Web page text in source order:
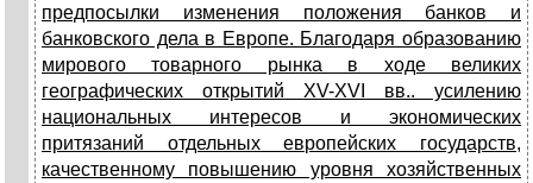
предпосылки изме­нения положения банков и
банковского дела в Европе. Благодаря об­разованию
мирового товарного рынка в ходе великих
географических открытий XV-XVI
вв.. усилению
национальных интересов и экономи­ческих
притязаний отдельных европейских государств,
качественному повышению уровня хозяйственных